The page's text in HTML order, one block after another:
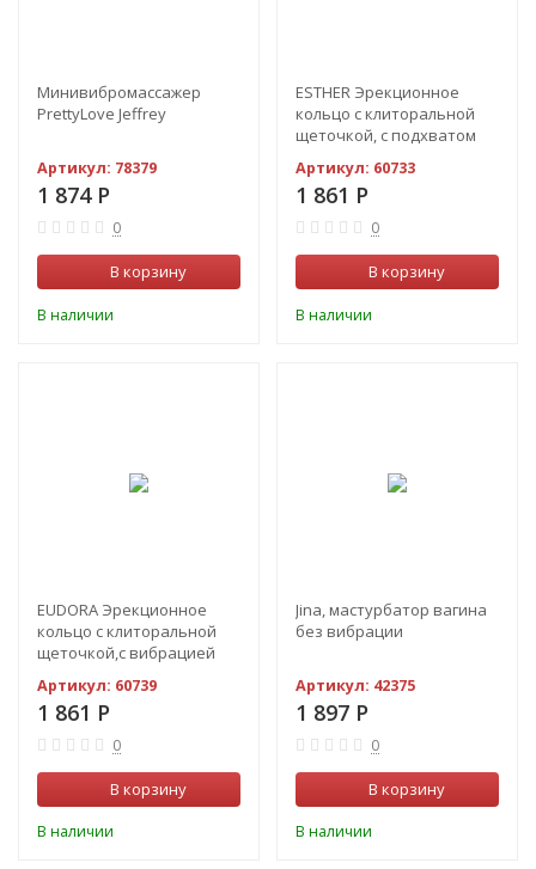
Минивибромассажер
PrettyLove Jeffrey
Артикул: 78379
1 874 Р
0
В корзину
В наличии
ESTHER Эрекционное
кольцо с клиторальной
щеточкой, с подхватом
Артикул: 60733
1 861 Р
0
В корзину
В наличии
EUDORA Эрекционное
кольцо с клиторальной
щеточкой,с вибрацией
Артикул: 60739
1 861 Р
0
В корзину
В наличии
Jina, мастурбатор вагина
без вибрации
Артикул: 42375
1 897 Р
0
В корзину
В наличии